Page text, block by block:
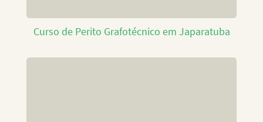
Curso de Perito Grafotécnico em Japaratuba